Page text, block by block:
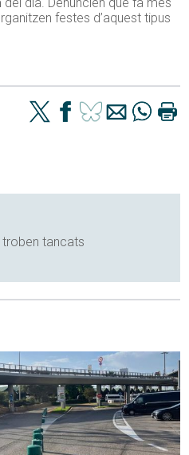
festes d’aquest tipus
troben tancats